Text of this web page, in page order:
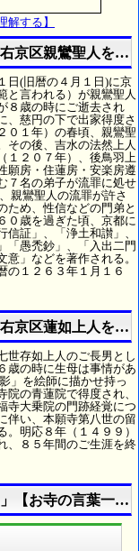
する】
京区親鸞聖人を理
日(旧暦の４月１日)に京
と言われる）が親鸞聖人
８歳の時にご逝去され
、慈円の下で出家得度さ
０１年）の春頃、親鸞聖
その後、吉水の法然上人
１２０７年）、後鳥羽上
願房・住蓮房・安楽房遵
７名の弟子が流罪に処せ
親鸞聖人の流罪が許さ
ため、性信などの門弟と
０歳を過ぎた頃、京都に
証」、「浄土和讃」、
「愚禿鈔」、「入出二門
」などを著作される。
の１２６３年１月１６
京区蓮如上人を理
世存如上人のご長男とし
歳の時に生母は事情があ
」を絵師に描かせ持っ
の青蓮院で得度され、
寺大乗院の門跡経覚につ
伴い、本願寺第八世の留
明応８年（１４９９）
、８５年間のご生涯を終
【お寺の言葉一口